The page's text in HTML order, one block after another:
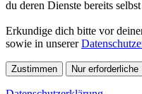
du deren Dienste bereits
Erkundige dich bitte vor
sowie in unserer
Zustimmen Nur erforderliche